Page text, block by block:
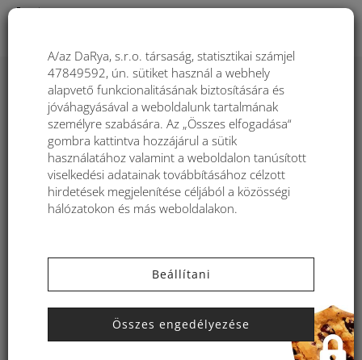
Sorrend 1 2
9 899
15 619
A/az DaRya, s.r.o. társaság, statisztikai számjel
47849592, ún. sütiket használ a webhely
alapvető funkcionalitásának biztosítására és
jóváhagyásával a weboldalunk tartalmának
személyre szabására. Az „Összes elfogadása“
gombra kattintva hozzájárul a sütik
használatához valamint a weboldalon tanúsított
viselkedési adatainak továbbításához célzott
hirdetések megjelenítése céljából a közösségi
hálózatokon és más weboldalakon.
Beállítani
Összes engedélyezése